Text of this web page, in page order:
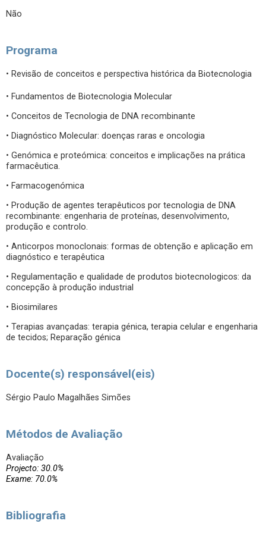
Não
Programa
• Revisão de conceitos e perspectiva histórica da Biotecnologia
• Fundamentos de Biotecnologia Molecular
• Conceitos de Tecnologia de DNA recombinante
• Diagnóstico Molecular: doenças raras e oncologia
• Genómica e proteómica: conceitos e implicações na prática
farmacêutica.
• Farmacogenómica
• Produção de agentes terapêuticos por tecnologia de DNA
recombinante: engenharia de proteínas, desenvolvimento,
produção e controlo.
• Anticorpos monoclonais: formas de obtenção e aplicação em
diagnóstico e terapêutica
• Regulamentação e qualidade de produtos biotecnologicos: da
concepção à produção industrial
• Biosimilares
• Terapias avançadas: terapia génica, terapia celular e engenharia
de tecidos; Reparação génica
Docente(s) responsável(eis)
Sérgio Paulo Magalhães Simões
Métodos de Avaliação
Avaliação
Projecto: 30.0%
Exame: 70.0%
Bibliografia